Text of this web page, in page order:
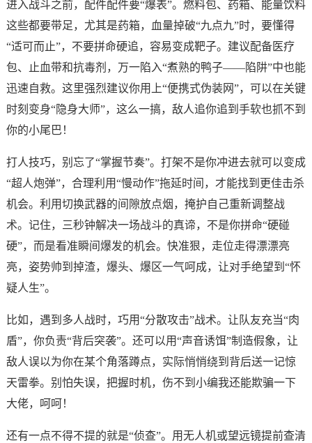
进入战斗之前，配件配件要“爆表”。燃料包、药箱、能量饮料
这些都要带足，尤其是药箱，血量掉破“九点九”时，要懂得
“适可而止”，不要拼命硬追，容易变成靶子。建议配备医疗
包、止血带和抗毒剂，万一陷入“煮熟的鸭子——陷阱”中也能
迅速自救。这里强烈建议你用上“便携式伪装网”，可以在关键
时刻变身“隐身大师”，这么一搞，敌人追你追到手软也抓不到
你的小尾巴！
打人技巧，别忘了“掌握节奏”。打架不是你冲进去就可以变成
“超人炮弹”，合理利用“慢动作”拖延时间，才能找到更佳击杀
机会。利用切换武器的间隙放点烟，掩护自己重新调整战
术。记住，三秒钟解决一场战斗的真谛，不是你拼命“硬碰
硬”，而是看准瞬间爆发的机会。快准狠，走位走得漂漂亮
亮，姿势帅到掉渣，爆头、爆区一气呵成，让对手绝望到“怀
疑人生”。
比如，遇到多人战时，巧用“分散攻击”战术。让队友充当“肉
盾”，你负责“背后突袭”。还可以用“声音诱饵”制造假象，让
敌人误以为你在某个角落蹲点，实际悄悄绕到背后送一记惊
天雷拳。别怕失误，把握时机，伤不到小编我还能欺骗一下
大佬，呵呵！
还有一点不得不提的就是“侦查”。用无人机或望远镜提前查清